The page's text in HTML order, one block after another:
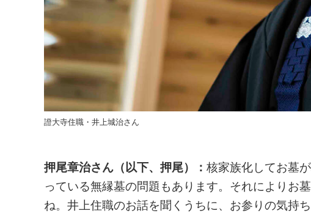
證大寺住職・井上城治さん
押尾章治さん（以下、押尾）： 核家族化してお墓
っている無縁墓の問題もあります。それによりお
ね。井上住職のお話を聞くうちに、お参りの気持